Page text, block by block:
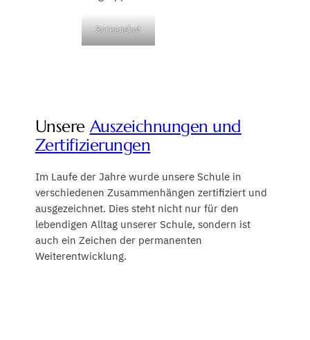
Screenshot
Unsere Auszeichnungen und
Zertifizierungen
Im Laufe der Jahre wurde unsere Schule in
verschiedenen Zusammenhängen zertifiziert und
ausgezeichnet. Dies steht nicht nur für den
lebendigen Alltag unserer Schule, sondern ist
auch ein Zeichen der permanenten
Weiterentwicklung.